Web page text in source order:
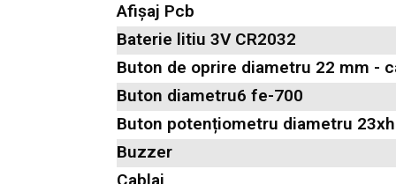
Afișaj Pcb
Baterie litiu 3V CR2032
Buton de oprire diametru 22 mm -
Buton diametru6 fe-700
Buton potențiometru diametru
Buzzer